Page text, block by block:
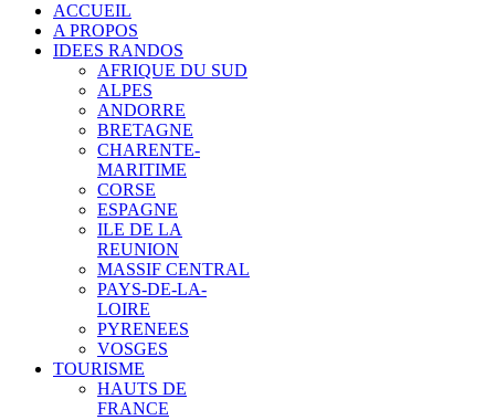
ACCUEIL
A PROPOS
IDEES RANDOS
AFRIQUE DU SUD
ALPES
ANDORRE
BRETAGNE
CHARENTE-
MARITIME
CORSE
ESPAGNE
ILE DE LA
REUNION
MASSIF CENTRAL
PAYS-DE-LA-
LOIRE
PYRENEES
VOSGES
TOURISME
HAUTS DE
FRANCE